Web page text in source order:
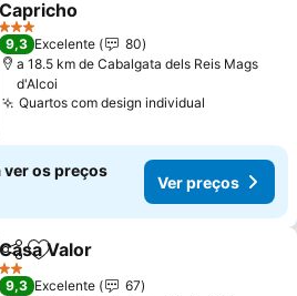
Capricho
Ver preços
3 Estrelas
9,3 Excelente
80
a 18.5 km de Cabalgata dels Reis Mags
d'Alcoi
Quartos com design individual
ver os preços
Ver preços
PartilharAdicionar aos favoritos
Casa Valor
2 Estrelas
9,3 Excelente
67